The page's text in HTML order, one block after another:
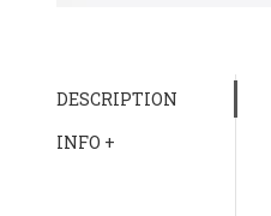
DESCRIPTION
INFO +